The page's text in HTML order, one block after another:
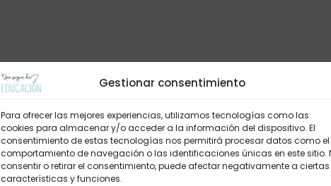
Gestionar consentimiento
Para ofrecer las mejores experiencias, utilizamos tecnologías como las
cookies para almacenar y/o acceder a la información del dispositivo. El
consentimiento de estas tecnologías nos permitirá procesar datos como el
comportamiento de navegación o las identificaciones únicas en este sitio.
consentir o retirar el consentimiento, puede afectar negativamente a ciertas
características y funciones.